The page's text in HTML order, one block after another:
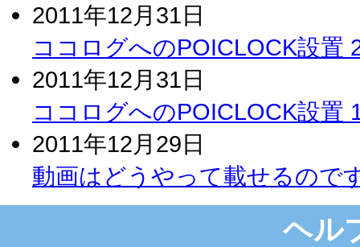
2011年12月31日
ココログへのPOICLOCK設置
2011年12月31日
ココログへのPOICLOCK設置
2011年12月29日
動画はどうやって載せるので
ヘル